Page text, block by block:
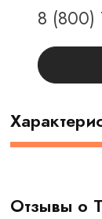
8 (800)
Отзывы о